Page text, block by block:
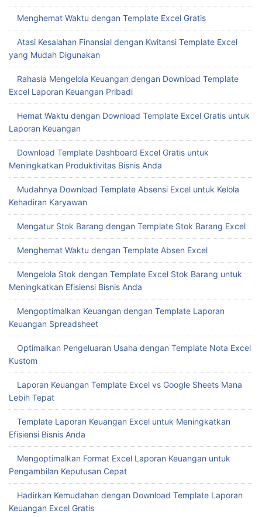
Menghemat Waktu dengan Template Excel Gratis
Atasi Kesalahan Finansial dengan Kwitansi Template Excel
yang Mudah Digunakan
Rahasia Mengelola Keuangan dengan Download Template
Excel Laporan Keuangan Pribadi
Hemat Waktu dengan Download Template Excel Gratis untuk
Laporan Keuangan
Download Template Dashboard Excel Gratis untuk
Meningkatkan Produktivitas Bisnis Anda
Mudahnya Download Template Absensi Excel untuk Kelola
Kehadiran Karyawan
Mengatur Stok Barang dengan Template Stok Barang Excel
Menghemat Waktu dengan Template Absen Excel
Mengelola Stok dengan Template Excel Stok Barang untuk
Meningkatkan Efisiensi Bisnis Anda
Mengoptimalkan Keuangan dengan Template Laporan
Keuangan Spreadsheet
Optimalkan Pengeluaran Usaha dengan Template Nota Excel
Kustom
Laporan Keuangan Template Excel vs Google Sheets Mana
Lebih Tepat
Template Laporan Keuangan Excel untuk Meningkatkan
Efisiensi Bisnis Anda
Mengoptimalkan Format Excel Laporan Keuangan untuk
Pengambilan Keputusan Cepat
Hadirkan Kemudahan dengan Download Template Laporan
Keuangan Excel Gratis